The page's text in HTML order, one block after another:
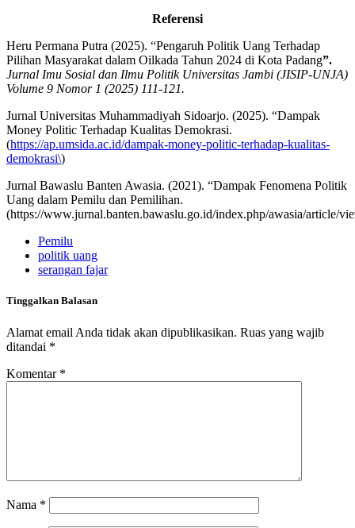
Referensi
Heru Permana Putra (2025). “Pengaruh Politik Uang Terhadap
Pilihan Masyarakat dalam Oilkada Tahun 2024 di Kota Padang”.
Jurnal Imu Sosial dan Ilmu Politik Universitas Jambi (JISIP-UNJA)
Volume 9 Nomor 1 (2025) 111-121.
Jurnal Universitas Muhammadiyah Sidoarjo. (2025). “Dampak
Money Politic Terhadap Kualitas Demokrasi.
(https://ap.umsida.ac.id/dampak-money-politic-terhadap-kualitas-
demokrasi\)
Jurnal Bawaslu Banten Awasia. (2021). “Dampak Fenomena Politik
Uang dalam Pemilu dan Pemilihan.
(https://www.jurnal.banten.bawaslu.go.id/index.php/awasia/article/
Pemilu
politik uang
serangan fajar
Tinggalkan Balasan
Alamat email Anda tidak akan dipublikasikan. Ruas yang wajib
ditandai *
Komentar *
Nama *